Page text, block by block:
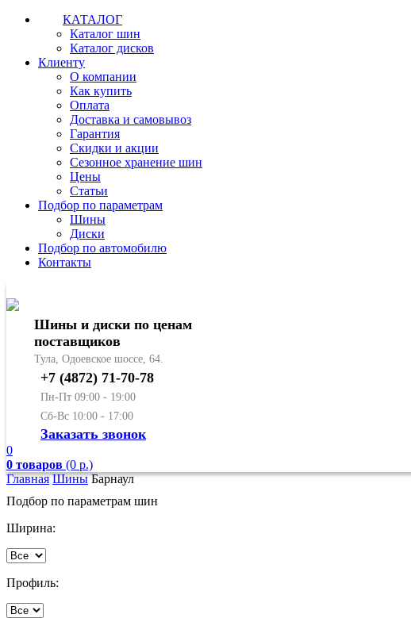
КАТАЛОГ
Каталог шин
Каталог дисков
Клиенту
О компании
Как купить
Оплата
Доставка и самовывоз
Гарантия
Скидки и акции
Сезонное хранение шин
Цены
Статьи
Подбор по параметрам
Шины
Диски
Подбор по автомобилю
Контакты
Шины и диски по ценам
поставщиков
Тула, Одоевское шоссе, 64.
+7 (4872) 71-70-78
Пн-Пт 09:00 - 19:00
Сб-Вс 10:00 - 17:00
Заказать звонок
0
0 товаров (0 р.)
Главная ШиныБарнаул
Подбор по параметрам шин
Ширина:
Профиль: